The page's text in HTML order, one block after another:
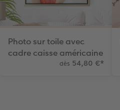
Photo sur toile avec
cadre caisse américaine
dès 54,80 €*